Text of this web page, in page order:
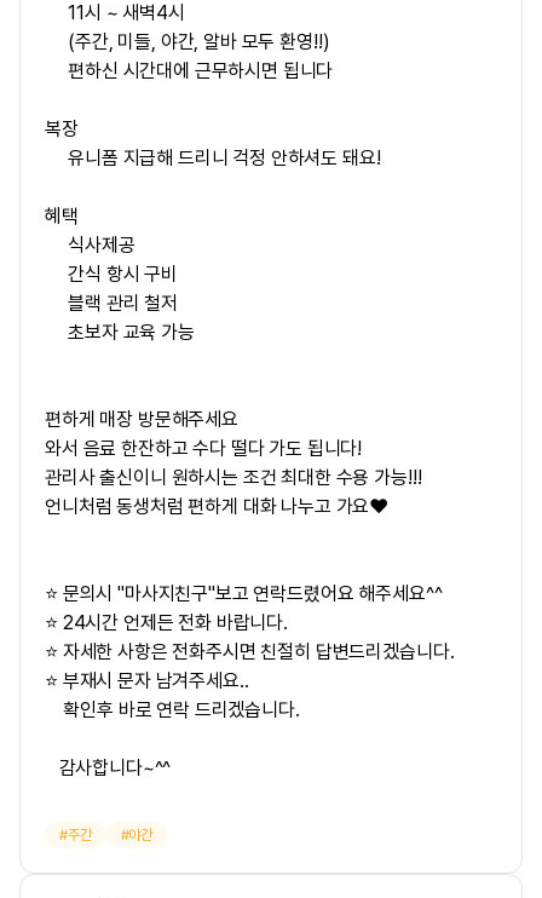
11시 ~ 새벽4시
(주간, 미들, 야간, 알바 모두 환영!!)
편하신 시간대에 근무하시면 됩니다
복장
유니폼 지급해 드리니 걱정 안하셔도 돼요!
혜택
식사제공
간식 항시 구비
블랙 관리 철저
초보자 교육 가능
편하게 매장 방문해주세요
와서 음료 한잔하고 수다 떨다 가도 됩니다!
관리사 출신이니 원하시는 조건 최대한 수용 가능!!!
언니처럼 동생처럼 편하게 대화 나누고 가요❤️
⭐ 문의시 "마사지친구"보고 연락드렸어요 해주세요^^
⭐ 24시간 언제든 전화 바랍니다.
⭐ 자세한 사항은 전화주시면 친절히 답변드리겠습니다.
⭐ 부재시 문자 남겨주세요..
확인후 바로 연락 드리겠습니다.
감사합니다~^^
주간 야간